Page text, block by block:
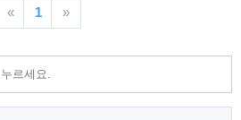
결정했다고 합니다. 소상공인 손실보전금 방
신청 및 대상 드디어 구체적으로 윤곽이 나
번주 다가오는 29일 enter1.youstory222.com
(2022.5.19) 로 부터 신청일까지 계속해서 순
« 1 »